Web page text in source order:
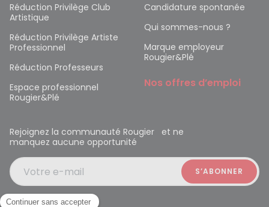
Réduction Privilège Club
Artistique
Réduction Privilège Artiste
Professionnel
Réduction Professeurs
Espace professionnel
Rougier&Plé
Candidature spontanée
Qui sommes-nous ?
Marque employeur
Rougier&Plé
Nos offres d’emploi
Rejoignez la communauté Rougier et ne
manquez aucune opportunité
Votre e-mail